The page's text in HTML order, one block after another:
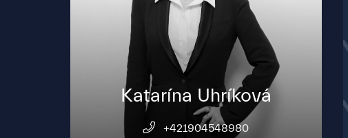
Katarína Uhríková
+421904548980